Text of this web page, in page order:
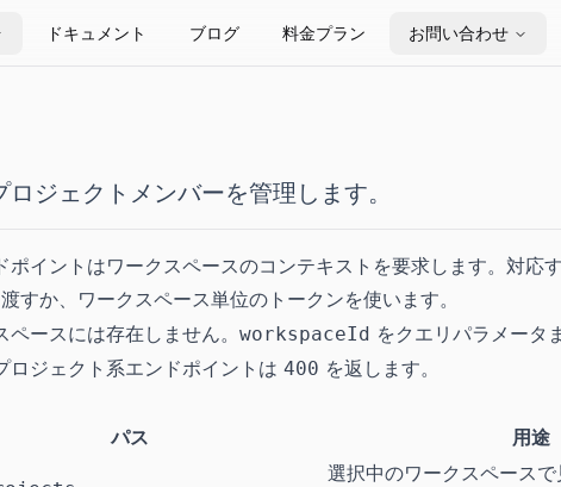
ドキュメント ブログ 料金プラン お問い合わせ
ジェクトメンバーを管理します。
ポイントはワークスペースのコンテキストを要求します。対応
すか、ワークスペース単位のトークンを使います。
ースには存在しません。 workspaceId をクエリパラメータ
ロジェクト系エンドポイントは 400 を返します。
パス 用途
選択中のワークスペース